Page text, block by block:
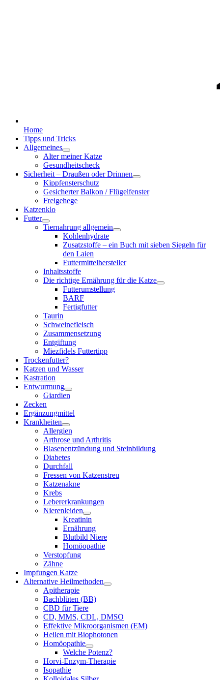
Home
Tipps und Tricks
Allgemeines
Alter meiner Katze
Gesundheitscheck
Sicherheit – Draußen oder Drinnen
Kippfensterschutz
Gesicherter Balkon / Flügelfenster
Freigehege
Katzenklo
Futter
Tiernahrung allgemein
Kohlenhydrate
Zusatzstoffe – ein Buch mit sieben Siegeln für
den Laien
Futtermittelhersteller
Inhaltsstoffe
Die richtige Ernährung für die Katze
Futterumstellung
BARF
Fertigfutter
Taurin
Schweinefleisch
Zusammensetzung
Entgiftung
Miezfidels Futtertipp
Trockenfutter?
Katzen und Wasser
Kastration
Entwurmung
Giardien
Zecken
Ergänzungmittel
Krankheiten
Allergien
Arthrose und Arthritis
Blasenentzündung und Steinbildung
Diabetes
Durchfall
Fressen von Katzenstreu
Katzenakne
Krebs
Lebererkrankungen
Nierenleiden
Kreatinin
Ernährung
Blutbild Niere
Homöopathie
Verstopfung
Zähne
Impfungen Katze
Alternative Heilmethoden
Apitherapie
Bachblüten (BB)
CBD für Tiere
CD, MMS, CDL, DMSO
Effektive Mikroorganismen (EM)
Heilen mit Biophotonen
Homöopathie
Welche Potenz?
Horvi-Enzym-Therapie
Isopathie